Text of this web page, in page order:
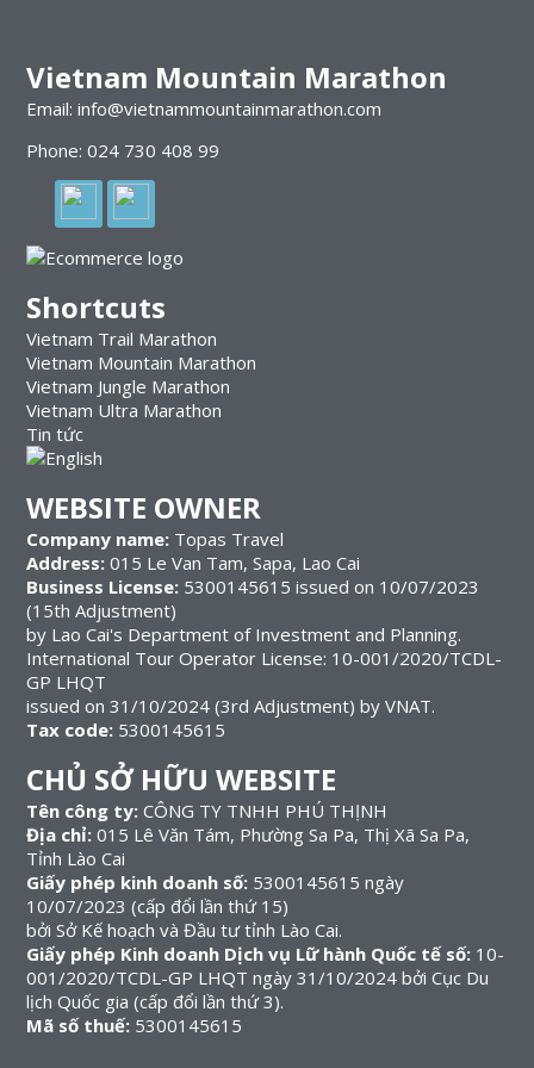
Vietnam Mountain Marathon
Email: info@vietnammountainmarathon.com
Phone: 024 730 408 99
Shortcuts
Vietnam Trail Marathon
Vietnam Mountain Marathon
Vietnam Jungle Marathon
Vietnam Ultra Marathon
Tin tức
WEBSITE OWNER
Company name:Topas Travel
Address:015 Le Van Tam, Sapa, Lao Cai
Business License: 5300145615 issued on 10/07/2023
(15th Adjustment)
by Lao Cai's Department of Investment and Planning.
International Tour Operator License: 10-001/2020/TCDL-
GP LHQT
issued on 31/10/2024 (3rd Adjustment) by VNAT.
Tax code: 5300145615
CHỦ SỞ HỮU WEBSITE
Tên công ty: CÔNG TY TNHH PHÚ THỊNH
Địa chỉ: 015 Lê Văn Tám, Phường Sa Pa, Thị Xã Sa Pa,
Tỉnh Lào Cai
Giấy phép kinh doanh số: 5300145615 ngày
10/07/2023 (cấp đổi lần thứ 15)
bởi Sở Kế hoạch và Đầu tư tỉnh Lào Cai.
Giấy phép Kinh doanh Dịch vụ Lữ hành Quốc tế số: 10-
001/2020/TCDL-GP LHQT ngày 31/10/2024 bởi Cục Du
lịch Quốc gia (cấp đổi lần thứ 3).
Mã số thuế:5300145615